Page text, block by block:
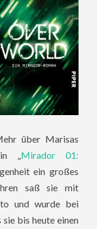
über Marisas
in „Mirador 01:
ein großes
saß sie mit
und wurde bei
bis heute einen